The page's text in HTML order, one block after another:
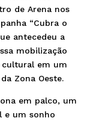
de Arena nos
“Cubra o
antecedeu a
mobilização
em um
Zona Oeste.
em palco, um
e um sonho